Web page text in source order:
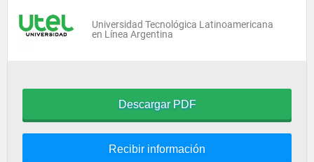
Universidad Tecnológica Latinoamericana
en Línea Argentina
Descargar PDF
Recibir información